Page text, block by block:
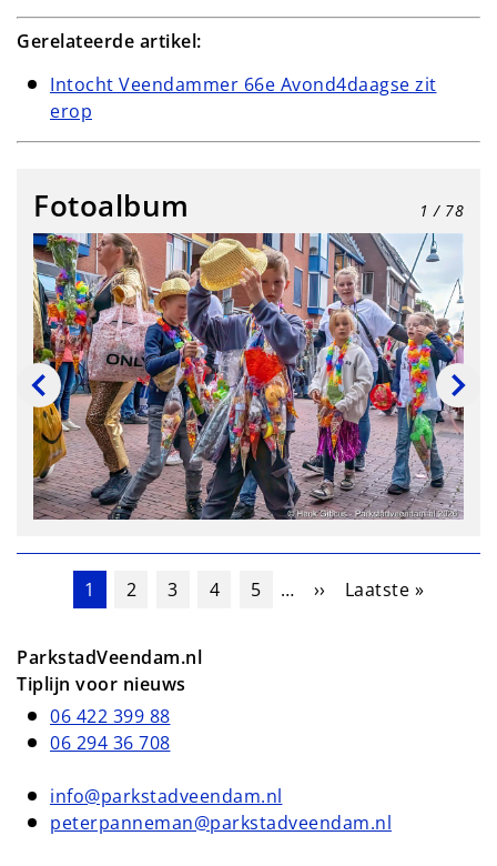
Gerelateerde artikel:
Intocht Veendammer 66e Avond4daagse zit
erop
Fotoalbum 1 / 78
Paginering
Huidige pagina
1 Pagina
2 Pagina
3 Pagina
4 Pagina
5 … Volgende pagina
›› Laatste pagina
Laatste »
ParkstadVeendam.nl
Tiplijn voor nieuws
06 422 399 88
06 294 36 708
info@parkstadveendam.nl
peterpanneman@parkstadveendam.nl